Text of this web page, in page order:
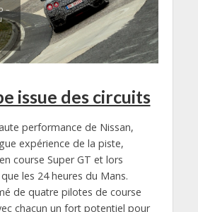
–
issue des circuits
performance de Nissan,
expérience de la piste,
course Super GT et lors
les 24 heures du Mans.
de quatre pilotes de course
chacun un fort potentiel pour